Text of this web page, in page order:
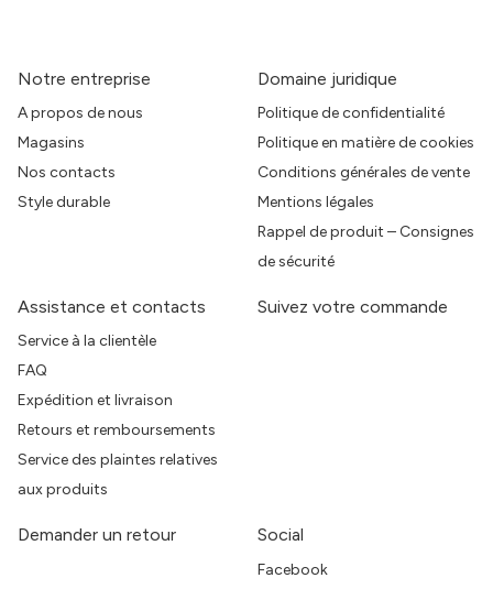
Notre entreprise
A propos de nous
Magasins
Nos contacts
Style durable
Domaine juridique
Politique de confidentialité
Politique en matière de cookies
Conditions générales de vente
Mentions légales
Rappel de produit – Consignes
de sécurité
Assistance et contacts
Service à la clientèle
FAQ
Expédition et livraison
Retours et remboursements
Service des plaintes relatives
aux produits
Suivez votre commande
Demander un retour Social
Facebook